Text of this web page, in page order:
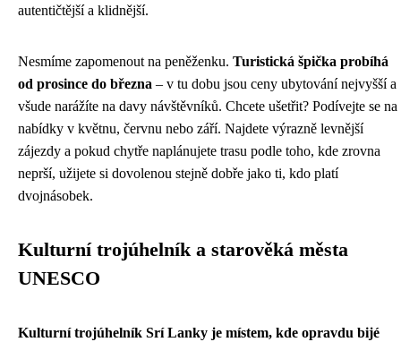
autentičtější a klidnější.
Nesmíme zapomenout na peněženku. Turistická špička probíhá
od prosince do března – v tu dobu jsou ceny ubytování nejvyšší a
všude narážíte na davy návštěvníků. Chcete ušetřit? Podívejte se na
nabídky v květnu, červnu nebo září. Najdete výrazně levnější
zájezdy a pokud chytře naplánujete trasu podle toho, kde zrovna
neprší, užijete si dovolenou stejně dobře jako ti, kdo platí
dvojnásobek.
Kulturní trojúhelník a starověká města
UNESCO
Kulturní trojúhelník Srí Lanky je místem, kde opravdu bijé